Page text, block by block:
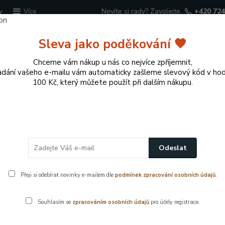
Více Nevíte si rady? Zavolejte. +420
pro děti
prvky pro děti, které chrání domácnost před úrazy. Zábrany,
Sleva jako poděkování 🧡
Chceme vám nákup u nás co nejvíce zpříjemnit,
vašeho e-mailu vám automaticky zašleme slevový kód v
100 Kč, který můžete použít při dalším nákupu.
Odeslat
Přeji si odebírat novinky e-mailem dle podmínek zpracování osobních údajů.
Souhlasím se zpracováním osobních údajůpro účely registrace.